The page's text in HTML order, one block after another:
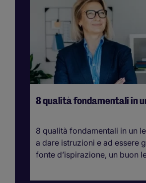
8 qualità fondamentali in
8 qualità fondamentali in un
a dare istruzioni e ad essere
fonte d’ispirazione, un buon